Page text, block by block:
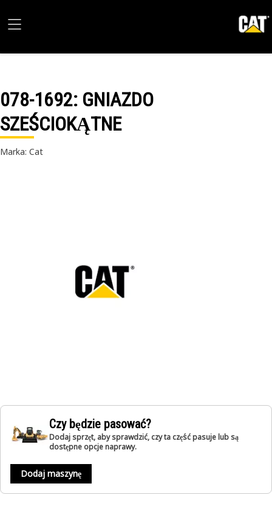
078-1692: GNIAZDO
SZEŚCIOKĄTNE
Marka: Cat
Czy będzie pasować?
Dodaj sprzęt, aby sprawdzić, czy ta część pasuje lub są
dostępne opcje naprawy.
Dodaj maszynę